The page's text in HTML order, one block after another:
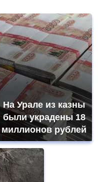
На Урале из казны
были украдены 18
миллионов рублей